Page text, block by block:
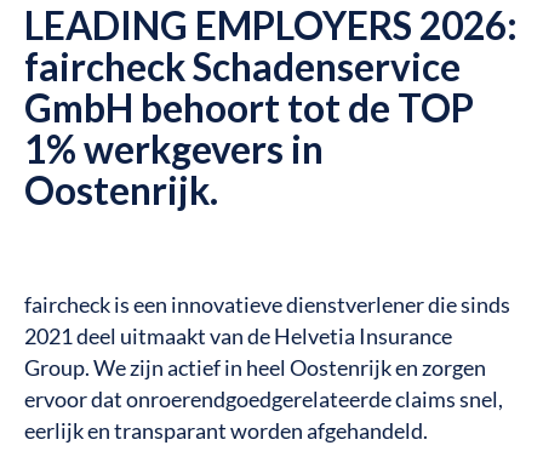
LEADING EMPLOYERS 2026:
faircheck Schadenservice
GmbH behoort tot de TOP
1% werkgevers in
Oostenrijk.
faircheck is een innovatieve dienstverlener die sinds
2021 deel uitmaakt van de Helvetia Insurance
Group. We zijn actief in heel Oostenrijk en zorgen
ervoor dat onroerendgoedgerelateerde claims snel,
eerlijk en transparant worden afgehandeld.